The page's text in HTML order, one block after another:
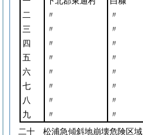
二
〃 〃
三
〃 〃
四
〃 〃
五
〃 〃
六
〃 〃
七
〃 〃
八
〃 〃
九
〃 〃
二十 松浦急傾斜地崩壊危険区域